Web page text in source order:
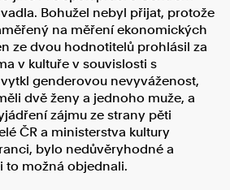
Bohužel nebyl přijat, protože
na měření ekonomických
ze dvou hodnotitelů prohlásil za
v kultuře v souvislosti s
genderovou nevyváženost,
dvě ženy a jednoho muže, a
zájmu ze strany pěti
ČR a ministerstva kultury
bylo nedůvěryhodné a
to možná objednali.